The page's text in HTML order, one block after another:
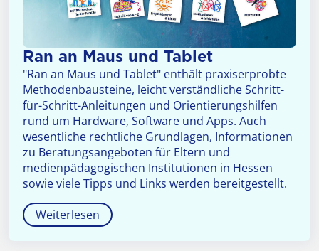
Ran an Maus und Tablet
"Ran an Maus und Tablet" enthält praxiserprobte
Methodenbausteine, leicht verständliche Schritt-
für-Schritt-Anleitungen und Orientierungshilfen
rund um Hardware, Software und Apps. Auch
wesentliche rechtliche Grundlagen, Informationen
zu Beratungsangeboten für Eltern und
medienpädagogischen Institutionen in Hessen
sowie viele Tipps und Links werden bereitgestellt.
Weiterlesen